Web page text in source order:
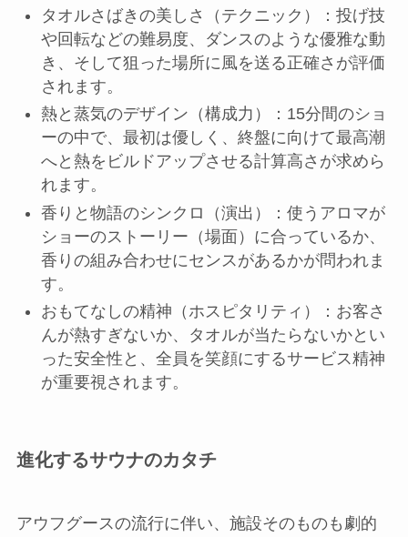
タオルさばきの美しさ（テクニック）：投げ技
や回転などの難易度、ダンスのような優雅な動
き、そして狙った場所に風を送る正確さが評価
されます。
熱と蒸気のデザイン（構成力）：15分間のショ
ーの中で、最初は優しく、終盤に向けて最高潮
へと熱をビルドアップさせる計算高さが求めら
れます。
香りと物語のシンクロ（演出）：使うアロマが
ショーのストーリー（場面）に合っているか、
香りの組み合わせにセンスがあるかが問われま
す。
おもてなしの精神（ホスピタリティ）：お客さ
んが熱すぎないか、タオルが当たらないかとい
った安全性と、全員を笑顔にするサービス精神
が重要視されます。
進化するサウナのカタチ
アウフグースの流行に伴い、施設そのものも劇的